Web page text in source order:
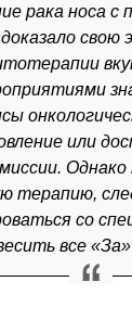
рака носа
или
терапию,
со
все